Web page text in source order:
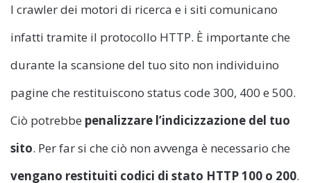
I crawler dei motori di ricerca e i siti comunicano
infatti tramite il protocollo HTTP. È importante che
durante la scansione del tuo sito non individuino
pagine che restituiscono status code 300, 400 e 500.
Ciò potrebbe penalizzare l’indicizzazione del tuo
sito. Per far si che ciò non avvenga è necessario che
vengano restituiti codici di stato HTTP 100 o 200.